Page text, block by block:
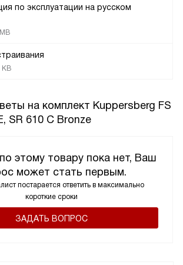
по эксплуатации на русском
KB
на комплект Kuppersberg FS
SR 610 C Bronze
этому товару пока нет, Ваш
может стать первым.
постарается ответить в максимально
короткие сроки
ЗАДАТЬ ВОПРОС